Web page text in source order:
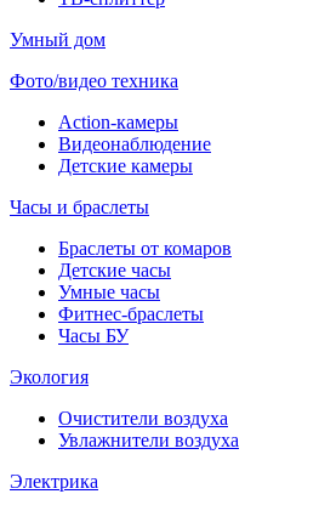
Умный дом
Фото/видео техника
Action-камеры
Видеонаблюдение
Детские камеры
Часы и браслеты
Браслеты от комаров
Детские часы
Умные часы
Фитнес-браслеты
Часы БУ
Экология
Очистители воздуха
Увлажнители воздуха
Электрика